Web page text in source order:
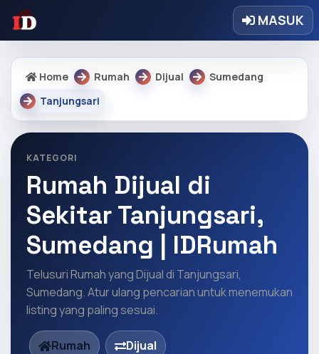
MASUK
Home Rumah Dijual
Sumedang
Tanjungsari
KATEGORI
Rumah Dijual di
Sekitar Tanjungsari,
Sumedang | IDRumah
Telusuri Rumah yang Dijual di Tanjungsari,
Sumedang. Atur ulang pencarian untuk menemukan
listing yang paling sesuai.
Rumah
Dijual